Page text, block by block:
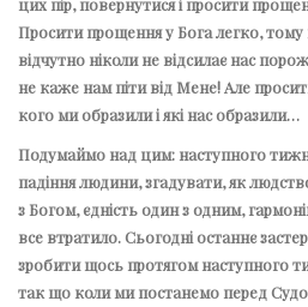
Просити прощення у Бога легко,
відчутно ніколи не відсилає нас
не каже нам піти від Мене! Але
кого ми образили і які нас образили…
Подумаймо над цим: наступного
падіння людини, згадувати, як
з Богом, єдність один з одним,
все втратило. Сьогодні останнє
зробити щось протягом наступного
так що коли ми постанемо перед